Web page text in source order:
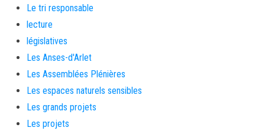
Le tri responsable
lecture
législatives
Les Anses-d'Arlet
Les Assemblées Plénières
Les espaces naturels sensibles
Les grands projets
Les projets